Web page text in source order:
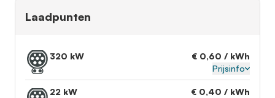
Laadpunten
320 kW
€ 0,60 / kWh
Prijsinfo
22 kW
€ 0,40 / kWh